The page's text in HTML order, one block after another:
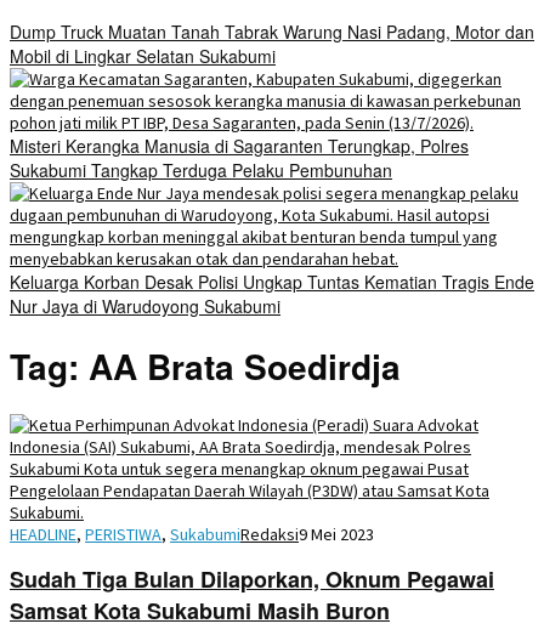
Dump Truck Muatan Tanah Tabrak Warung Nasi Padang, Motor dan
Mobil di Lingkar Selatan Sukabumi
Misteri Kerangka Manusia di Sagaranten Terungkap, Polres
Sukabumi Tangkap Terduga Pelaku Pembunuhan
Keluarga Korban Desak Polisi Ungkap Tuntas Kematian Tragis Ende
Nur Jaya di Warudoyong Sukabumi
Tag: AA Brata Soedirdja
HEADLINE, PERISTIWA, SukabumiRedaksi9 Mei 2023
Sudah Tiga Bulan Dilaporkan, Oknum Pegawai
Samsat Kota Sukabumi Masih Buron